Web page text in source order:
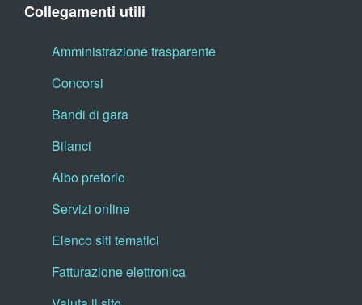
Collegamenti utili
Amministrazione trasparente
Concorsi
Bandi di gara
Bilanci
Albo pretorio
Servizi online
Elenco siti tematici
Fatturazione elettronica